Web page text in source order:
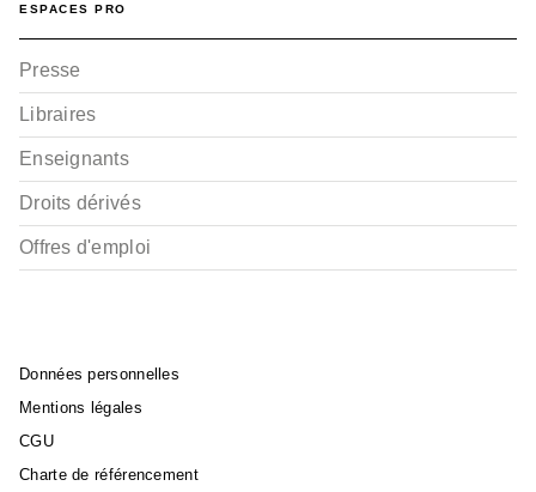
ESPACES PRO
Presse
Libraires
Enseignants
Droits dérivés
Offres d'emploi
Données personnelles
Mentions légales
CGU
Charte de référencement